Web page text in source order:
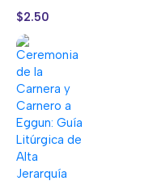
Guía Práctica paso a
paso
$2.50